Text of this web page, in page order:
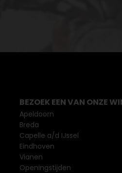
BEZOEK EEN VAN ONZE
Apeldoorn
Breda
Capelle a/d IJssel
Eindhoven
Vianen
Openingstijden